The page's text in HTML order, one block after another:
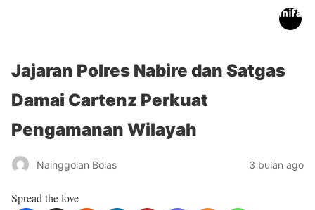
Jajaran Polres Nabire dan Satgas
Damai Cartenz Perkuat
Pengamanan Wilayah
Nainggolan Bolas 3 bulan ago
Spread the love